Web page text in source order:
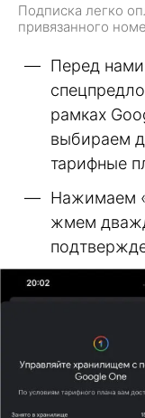
Подписка легко
привязанного
Перед нами
рамках
выбираем
тарифные
Нажимаем
жмем